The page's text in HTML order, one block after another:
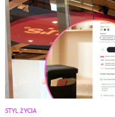
STYL ŻYCIA